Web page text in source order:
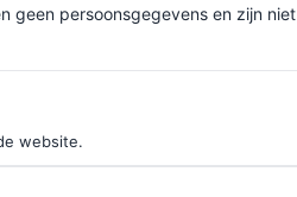
geen persoonsgegevens en zijn niet
website.